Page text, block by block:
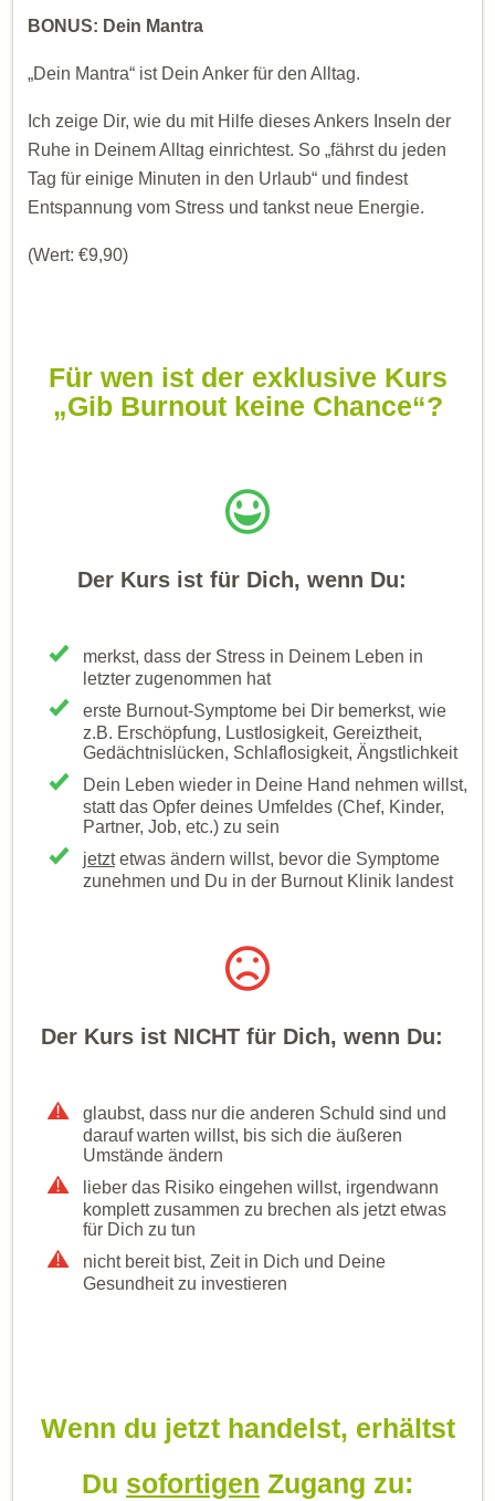
BONUS: Dein Mantra
„Dein Mantra“ ist Dein Anker für den Alltag.
Ich zeige Dir, wie du mit Hilfe dieses Ankers Inseln der
Ruhe in Deinem Alltag einrichtest. So „fährst du jeden
Tag für einige Minuten in den Urlaub“ und findest
Entspannung vom Stress und tankst neue Energie.
(Wert: €9,90)
Für wen ist der exklusive Kurs
„Gib Burnout keine Chance“?
Der Kurs ist für Dich, wenn Du:
merkst, dass der Stress in Deinem Leben in
letzter zugenommen hat
erste Burnout -Symptome bei Dir bemerkst, wie
z.B. Erschöpfung, Lustlosigkeit, Gereiztheit,
Gedächtnislücken, Schlaflosigkeit, Ängstlichkeit
Dein Leben wieder in Deine Hand nehmen willst,
statt das Opfer deines Umfeldes (Chef, Kinder ,
Partner, Job, etc.) zu sein
jetztetwas ändern willst, bevor die Symptome
zunehmen und Du in der Burnout Klinik landest
Der Kurs ist NICHT für Dich, wenn Du:
glaubst, dass nur die anderen Schuld sind und
darauf warten willst, bis sich die äußeren
Umstände ändern
lieber das Risiko eingehen willst, irgendwann
komplett zusammen zu brechen als jetzt etwas
für Dich zu tun
nicht bereit bist, Zeit in Dich und Deine
Gesundheit zu investieren
Wenn du jetzt handelst, erhältst
Du sofortigen Zugang zu: